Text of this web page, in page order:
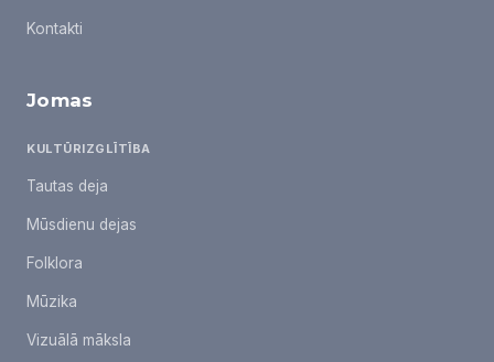
Kontakti
Jomas
KULTŪRIZGLĪTĪBA
Tautas deja
Mūsdienu dejas
Folklora
Mūzika
Vizuālā māksla